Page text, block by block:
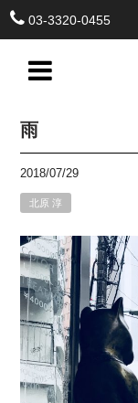
03-3320-0455
雨
2018/07/29
北原 淳